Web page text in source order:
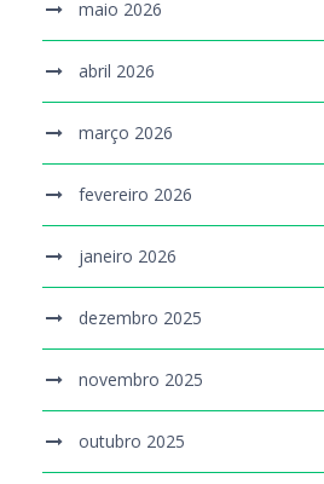
maio 2026
abril 2026
março 2026
fevereiro 2026
janeiro 2026
dezembro 2025
novembro 2025
outubro 2025